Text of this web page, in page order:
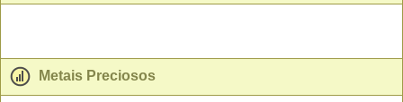
Metais Preciosos